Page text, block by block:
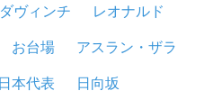
ダヴィンチ
レオナルド
お台場
アスラン・ザラ
本代表
日向坂